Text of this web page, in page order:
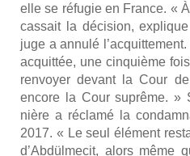
elle se réfu­gie en France. «
cas­sait la déci­sion,
juge a annu­lé
acquit­tée, une cin­quième
ren­voyer devant la Cour
encore la Cour suprême.
nière a récla­mé la
2017. « Le seul élé­ment
d’Abdül­me­cit, alors même